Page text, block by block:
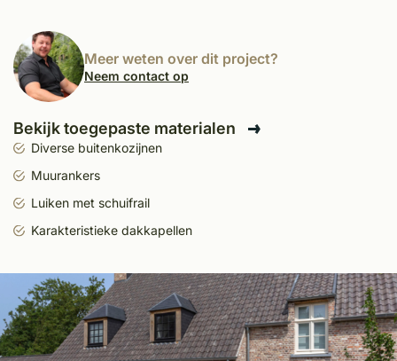
Meer weten over dit project?
Neem contact op
Bekijk toegepaste materialen
Diverse buitenkozijnen
Muurankers
Luiken met schuifrail
Karakteristieke dakkapellen